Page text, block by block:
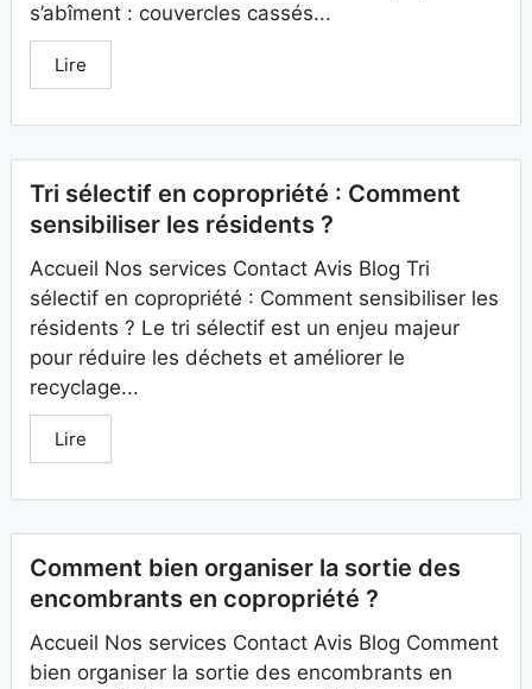
s’abîment : couvercles cassés...
Lire
Tri sélectif en copropriété : Comment
sensibiliser les résidents ?
Accueil Nos services Contact Avis Blog Tri
sélectif en copropriété : Comment sensibiliser les
résidents ? Le tri sélectif est un enjeu majeur
pour réduire les déchets et améliorer le
recyclage...
Lire
Comment bien organiser la sortie des
encombrants en copropriété ?
Accueil Nos services Contact Avis Blog Comment
bien organiser la sortie des encombrants en